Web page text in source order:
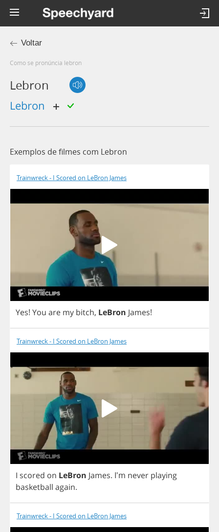
Voltar
Como se pronúncia lebron
Lebron
lebron
Exemplos de filmes com Lebron
Trainwreck - I Scored on LeBron James
Yes! You are my bitch, LeBron James!
Trainwreck - I Scored on LeBron James
I scored on LeBron James. I'm never playing
basketball again.
Trainwreck - I Scored on LeBron James